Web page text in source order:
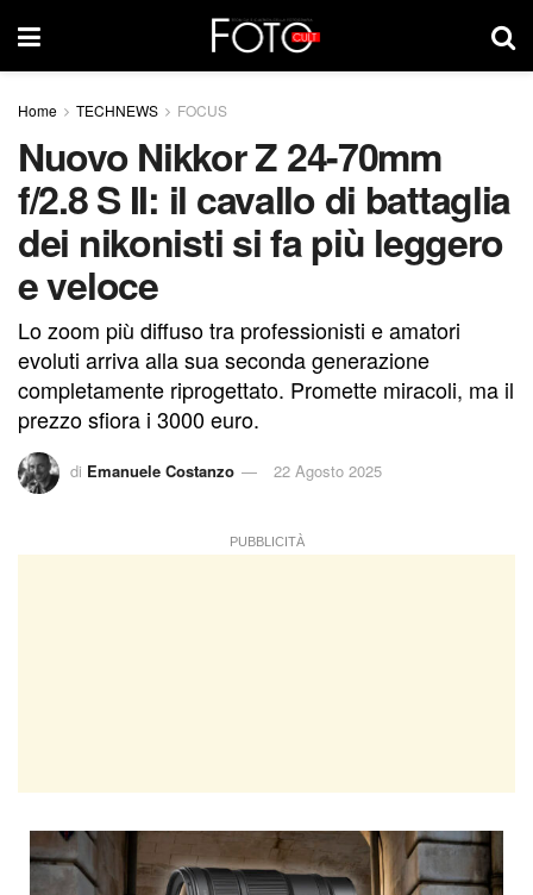
Home TECHNEWS FOCUS
Nuovo Nikkor Z 24-70mm
f/2.8 S II: il cavallo di battaglia
dei nikonisti si fa più leggero
e veloce
Lo zoom più diffuso tra professionisti e amatori
evoluti arriva alla sua seconda generazione
completamente riprogettato. Promette miracoli, ma il
prezzo sfiora i 3000 euro.
di Emanuele Costanzo 22 Agosto 2025
PUBBLICITÀ